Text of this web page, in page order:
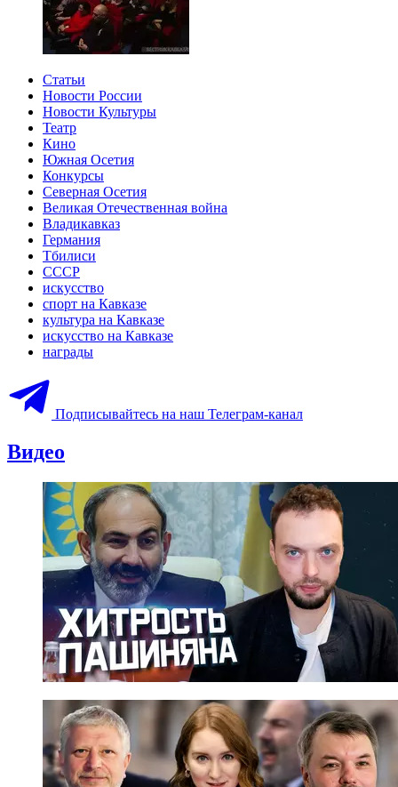
Статьи
Новости России
Новости Культуры
Театр
Кино
Южная Осетия
Конкурсы
Северная Осетия
Великая Отечественная война
Владикавказ
Германия
Тбилиси
СССР
искусство
спорт на Кавказе
культура на Кавказе
искусство на Кавказе
награды
Подписывайтесь на наш Телеграм-канал
Видео